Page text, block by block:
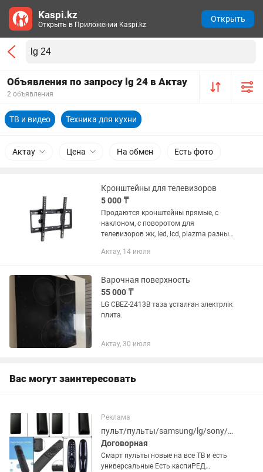
Объявления по запросу lg 24 в Актау
2 объявления
ТВ и видео Техника для кухни
Актау Цена На обмен Есть фото
Кронштейны для телевизоров
5 000 ₸
Продаются кронштейны прямые, с
наклоном, с поворотом для
телевизоров жк, led, lcd, plazma разных
32, 40, 43, 46, 48, 50, 55, 60, 65, 70, 75, 80,
Актау, 14 июля
Варочная поверхность
55 000 ₸
LG CBEZ-2413B таза ұсталған электрлік
плита.
Актау, 30 июля
Вас могут заинтересовать
Реклама
пульт/пульты/samsung/lg/sony/hitachi/xiaomi/mi/artel/tcl/arg/samsung/смарт
Договорная
Смарт пульты новые на все ТВ и есть
универсальные Есть каспиРЕД
Kaspi.kz
Открыть в Приложении Kaspi.kz
Открыть